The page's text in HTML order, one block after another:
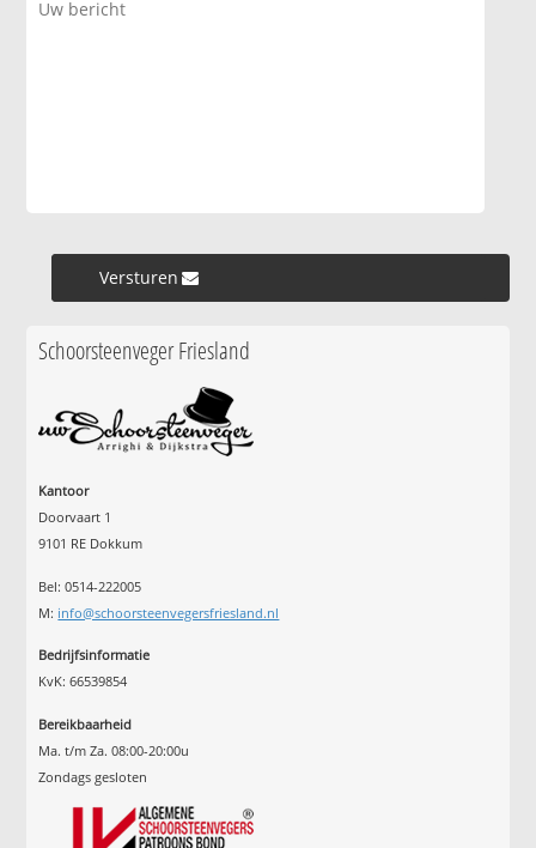
Versturen »
Schoorsteenveger Friesland
Kantoor
Doorvaart 1
9101 RE Dokkum
Bel: 0514-222005
M: info@schoorsteenvegersfriesland.nl
Bedrijfsinformatie
KvK: 66539854
Bereikbaarheid
Ma. t/m Za. 08:00-20:00u
Zondags gesloten